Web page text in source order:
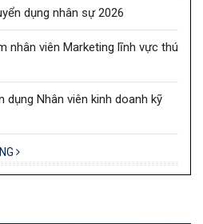
dụng nhân sự 2026
nhân viên Marketing lĩnh vực thú
dụng Nhân viên kinh doanh kỹ